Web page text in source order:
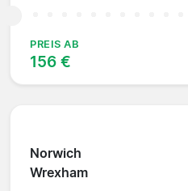
PREIS AB
156 €
Norwich
Wrexham